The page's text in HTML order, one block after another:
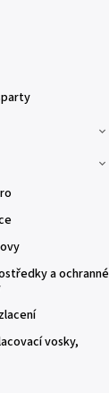
a ochranné
vosky,